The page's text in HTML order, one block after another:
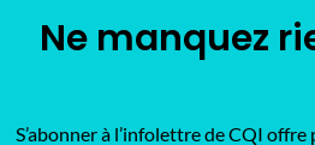
Ne manquez
S’abonner à l’infolettre de CQI